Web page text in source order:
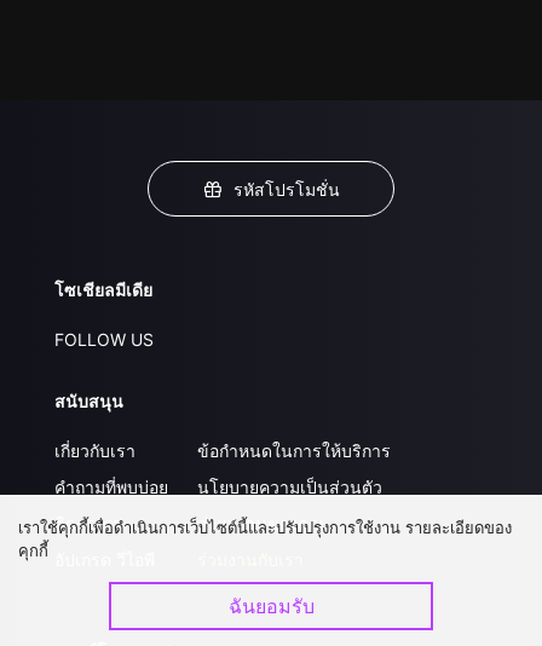
รหัสโปรโมชั่น
โซเชียลมีเดีย
FOLLOW US
สนับสนุน
เกี่ยวกับเรา
คำถามที่พบบ่อย
ติดต่อเรา
ข้อกำหนดในการให้บริการ
นโยบายความเป็นส่วนตัว
ส่งผลงานของคุณ
เราใช้คุกกี้เพื่อดำเนินการเว็บไซต์นี้และปรับปรุงการใช้งาน รายละเอียดของ
คุกกี้
ฉันยอมรับ